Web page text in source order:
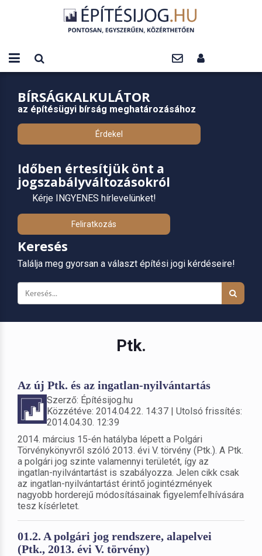
BÍRSÁGKALKULÁTOR
az építésügyi bírság meghatározásához
Érdekel
Időben értesítjük önt a
jogszabályváltozásokról
Kérje INGYENES hírlevelünket!
Feliratkozás
Keresés
Találja meg gyorsan a választ építési jogi kérdéseire!
Ptk.
Az új Ptk. és az ingatlan-nyilvántartás
Szerző: Építésijog.hu
Közzétéve: 2014.04.22. 14:37 | Utolsó frissítés:
2014.04.30. 12:39
2014. március 15-én hatályba lépett a Polgári
Törvénykönyvről szóló 2013. évi V. törvény (Ptk.). A Ptk.
a polgári jog szinte valamennyi területét, így az
ingatlan-nyilvántartást is szabályozza. Jelen cikk csak
az ingatlan-nyilvántartást érintő jogintézmények
nagyobb horderejű módosításainak figyelemfelhívására
tesz kísérletet.
01.2. A polgári jog rendszere, alapelvei
(Ptk., 2013. évi V. törvény)